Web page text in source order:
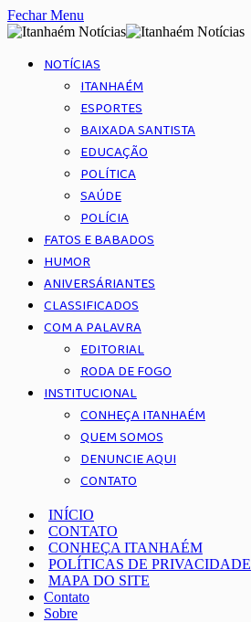
Fechar Menu
NOTÍCIAS
ITANHAÉM
ESPORTES
BAIXADA SANTISTA
EDUCAÇÃO
POLÍTICA
SAÚDE
POLÍCIA
FATOS E BABADOS
HUMOR
ANIVERSÁRIANTES
CLASSIFICADOS
COM A PALAVRA
EDITORIAL
RODA DE FOGO
INSTITUCIONAL
CONHEÇA ITANHAÉM
QUEM SOMOS
DENUNCIE AQUI
CONTATO
INÍCIO
CONTATO
CONHEÇA ITANHAÉM
POLÍTICAS DE PRIVACIDADE
MAPA DO SITE
Contato
Sobre